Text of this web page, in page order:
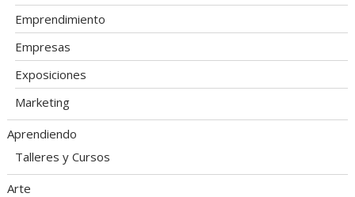
Emprendimiento
Empresas
Exposiciones
Marketing
Aprendiendo
Talleres y Cursos
Arte